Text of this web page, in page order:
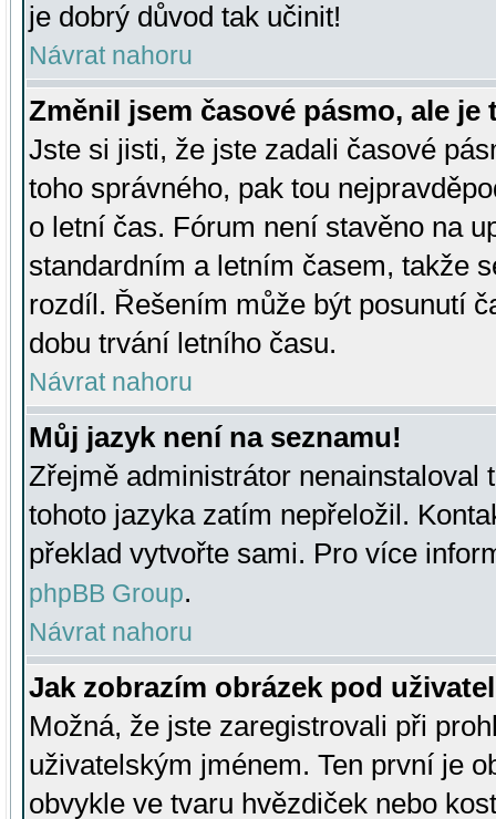
je dobrý důvod tak učinit!
Návrat nahoru
Změnil jsem časové pásmo, ale je
Jste si jisti, že jste zadali časové
toho správného, pak tou
o letní čas. Fórum není stavěno na
standardním a letním časem, takže
rozdíl. Řešením může být posunutí
dobu trvání letního času.
Návrat nahoru
Můj jazyk není na seznamu!
Zřejmě administrátor nenainstaloval
tohoto jazyka zatím nepřeložil.
překlad vytvořte sami. Pro více
phpBB Group.
Návrat nahoru
Jak zobrazím obrázek pod
Možná, že jste zaregistrovali při
uživatelským jménem. Ten první je
obvykle ve tvaru hvězdiček nebo